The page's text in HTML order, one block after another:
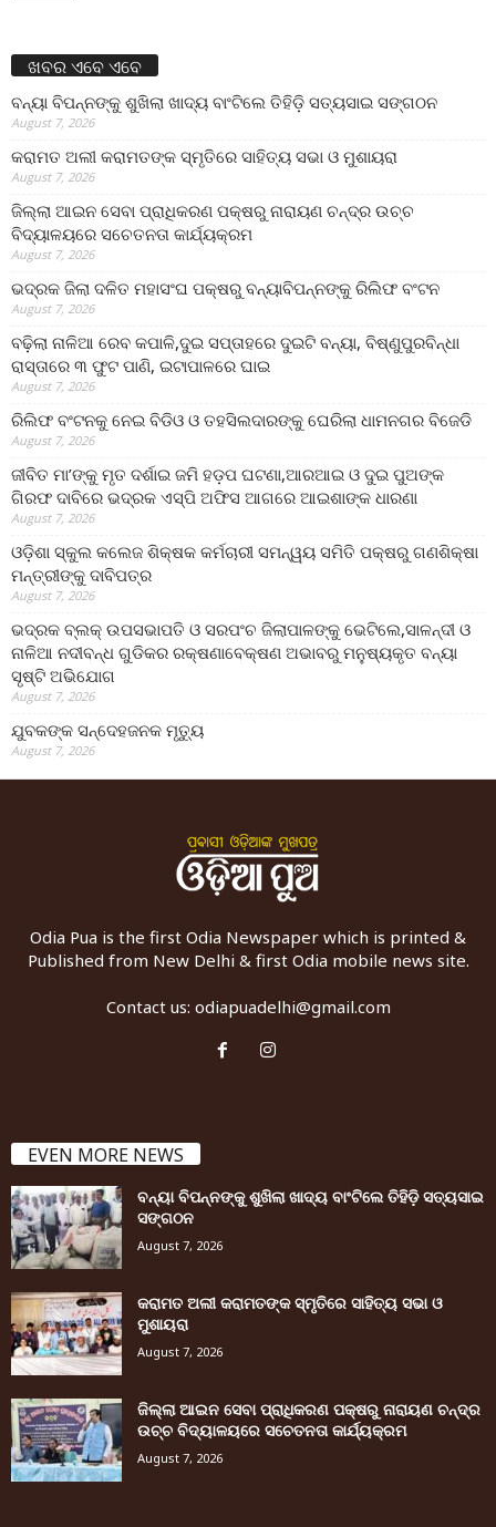
ଖବର ଏବେ ଏବେ
ବନ୍ୟା ବିପନ୍ନଙ୍କୁ ଶୁଖିଲା ଖାଦ୍ୟ ବାଂଟିଲେ ତିହିଡି଼ ସତ୍ୟସାଇ ସଙ୍ଗଠନ
August 7, 2026
କରାମତ ଅଲୀ କରାମତଙ୍କ ସ୍ମୃତିରେ ସାହିତ୍ୟ ସଭା ଓ ମୁଶାୟରା
August 7, 2026
ଜିଲ୍ଲା ଆଇନ ସେବା ପ୍ରାଧିକରଣ ପକ୍ଷରୁ ନାରାୟଣ ଚନ୍ଦ୍ର ଉଚ୍ଚ
ବିଦ୍ୟାଳୟରେ ସଚେତନତା କାର୍ଯ୍ୟକ୍ରମ
August 7, 2026
ଭଦ୍ରକ ଜିଲା ଦଳିତ ମହାସଂଘ ପକ୍ଷରୁ ବନ୍ୟାବିପନ୍ନଙ୍କୁ ରିଲିଫ ବଂଟନ
August 7, 2026
ବଢ଼ିଲା ନାଳିଆ ରେବ କପାଳି,ଦୁଇ ସପ୍ତାହରେ ଦୁଇଟି ବନ୍ୟା, ବିଷ୍ଣୁପୁରବିନ୍ଧା
ରାସ୍ତାରେ ୩ ଫୁଟ ପାଣି, ଇଟାପାଳରେ ଘାଇ
August 7, 2026
ରିଲିଫ ବଂଟନକୁ ନେଇ ବିଡିଓ ଓ ତହସିଲଦାରଙ୍କୁ ଘେରିଲା ଧାମନଗର ବିଜେଡି
August 7, 2026
ଜୀବିତ ମା’ଙ୍କୁ ମୃତ ଦର୍ଶାଇ ଜମି ହଡ଼ପ ଘଟଣା,ଆରଆଇ ଓ ଦୁଇ ପୁଅଙ୍କ
ଗିରଫ ଦାବିରେ ଭଦ୍ରକ ଏସ୍‌ପି ଅଫିସ ଆଗରେ ଆଇଶାଙ୍କ ଧାରଣା
August 7, 2026
ଓଡ଼ିଶା ସ୍କୁଲ କଲେଜ ଶିକ୍ଷକ କର୍ମଚାରୀ ସମନ୍ୱୟ ସମିତି ପକ୍ଷରୁ ଗଣଶିକ୍ଷା
ମନ୍ତ୍ରୀଙ୍କୁ ଦାବିପତ୍ର
August 7, 2026
ଭଦ୍ରକ ବ୍ଲକ୍ ଉପସଭାପତି ଓ ସରପଂଚ ଜିଲାପାଳଙ୍କୁ ଭେଟିଲେ,ସାଳନ୍ଦୀ ଓ
ନାଳିଆ ନଦୀବନ୍ଧ ଗୁଡିକର ରକ୍ଷଣାବେକ୍ଷଣ ଅଭାବରୁ ମନୁଷ୍ୟକୃତ ବନ୍ୟା
ସୃଷ୍ଟି ଅଭିଯୋଗ
August 7, 2026
ଯୁବକଙ୍କ ସନ୍ଦେହଜନକ ମୃତ୍ୟୁ
August 7, 2026
Odia Pua is the first Odia Newspaper which is printed &
Published from New Delhi & first Odia mobile news site.
Contact us: odiapuadelhi@gmail.com
EVEN MORE NEWS
ବନ୍ୟା ବିପନ୍ନଙ୍କୁ ଶୁଖିଲା ଖାଦ୍ୟ ବାଂଟିଲେ ତିହିଡି଼ ସତ୍ୟସାଇ
ସଙ୍ଗଠନ
August 7, 2026
କରାମତ ଅଲୀ କରାମତଙ୍କ ସ୍ମୃତିରେ ସାହିତ୍ୟ ସଭା ଓ
ମୁଶାୟରା
August 7, 2026
ଜିଲ୍ଲା ଆଇନ ସେବା ପ୍ରାଧିକରଣ ପକ୍ଷରୁ ନାରାୟଣ ଚନ୍ଦ୍ର
ଉଚ୍ଚ ବିଦ୍ୟାଳୟରେ ସଚେତନତା କାର୍ଯ୍ୟକ୍ରମ
August 7, 2026